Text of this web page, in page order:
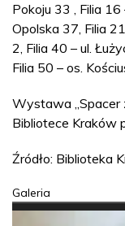
Pokoju 33 , Filia
Opolska 37, Filia
2, Filia 40 – ul.
Filia 50 – os.
Wystawa „Spacer
Bibliotece Kraków
Źródło: Biblioteka
Galeria